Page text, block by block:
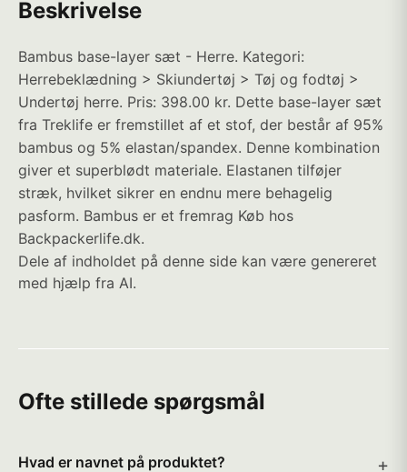
Beskrivelse
Bambus base-layer sæt - Herre. Kategori:
Herrebeklædning > Skiundertøj > Tøj og fodtøj >
Undertøj herre. Pris: 398.00 kr. Dette base-layer sæt
fra Treklife er fremstillet af et stof, der består af 95%
bambus og 5% elastan/spandex. Denne kombination
giver et superblødt materiale. Elastanen tilføjer
stræk, hvilket sikrer en endnu mere behagelig
pasform. Bambus er et fremrag Køb hos
Backpackerlife.dk.
Dele af indholdet på denne side kan være genereret
med hjælp fra AI.
Ofte stillede spørgsmål
Hvad er navnet på produktet?